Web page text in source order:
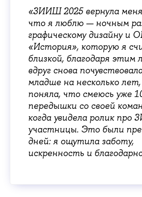
«ЗИИШ 2025 вернула
что я люблю — ночным
графическому дизайну и
«История», которую я
близкой, благодаря этим
вдруг снова
младше на несколько лет,
поняла, что смеюсь уже
передышки со своей
когда увидела ролик
участницы. Это были
дней: я ощутила заботу,
искренность и